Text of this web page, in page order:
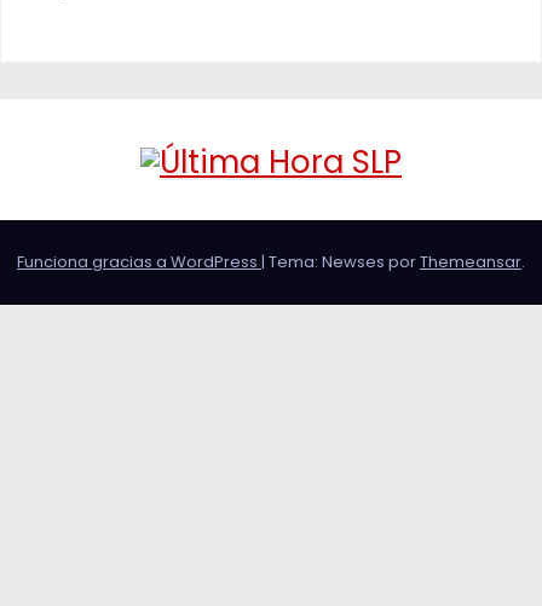
Funciona gracias a WordPress | Tema: Newses porThemeansar.